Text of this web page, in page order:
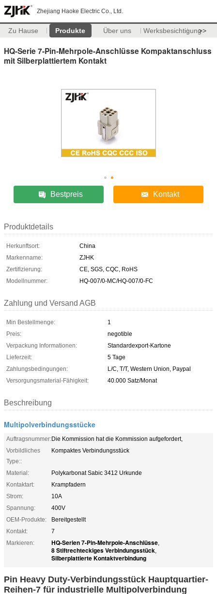
Zhejiang Haoke Electric Co., Ltd.
Zu Hause Produkte Über uns Werksbesichtigung>>
HQ-Serie 7-Pin-Mehrpole-Anschlüsse Kompaktanschluss
mit Silberplattiertem Kontakt
Bestpreis Kontakt
Produktdetails
Herkunftsort:
China
Markenname:
ZJHK
Zertifizierung:
CE, SGS, CQC, RoHS
Modellnummer:
HQ-007/0-MC/HQ-007/0-FC
Zahlung und Versand AGB
Min Bestellmenge:
1
Preis:
negotible
Verpackung Informationen:
Standardexport-Kartone
Lieferzeit:
5 Tage
Zahlungsbedingungen:
L/C, T/T, Western Union, Paypal
Versorgungsmaterial-Fähigkeit:
40.000 Satz/Monat
Beschreibung
Multipolverbindungsstücke
Auftragsnummer:Die Kommission hat die Kommission aufgefordert,
Vorbildliches
Type::
Kompaktes Verbindungsstück
Material:
Polykarbonat Sabic 3412 Urkunde
Kontaktart:
Krampfadern
Strom:
10A
Spannung:
400V
OEM-Produkte:
Bereitgestellt
Kontakt:
7
Markieren:
HQ-Serien 7-Pin-Mehrpole-Anschlüsse,
8 Stiftrechteckiges Verbindungsstück,
Silberplattierte Kontaktverbindung
Pin Heavy Duty-Verbindungsstück Hauptquartier-
Reihen-7 für industrielle Multipolverbindung